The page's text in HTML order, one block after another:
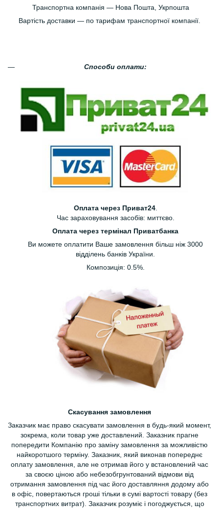
Транспортна компанія — Нова Пошта, Укрпошта
Вартість доставки — по тарифам транспортної компанії.
Способи оплати:
Оплата через Приват24.
Час зараховування засобів: миттєво.
Оплата через термінал Приватбанка
Ви можете оплатити Ваше замовлення більш ніж 3000
відділень банків України.
Композиція: 0.5%.
Скасування замовлення
Заказчик має право скасувати замовлення в будь-який момент,
зокрема, коли товар уже доставлений. Заказник прагне
попередити Компанію про заміну замовлення за можливістю
найкоротшого терміну. Заказник, який виконав попереднє
оплату замовлення, але не отримав його у встановлений час
за своєю ціною або небезобгрунтований відмови від
отримання замовлення під час його доставляння додому або
в офіс, повертаються гроші тільки в сумі вартості товару (без
транспортних витрат). Заказчик розуміє і погоджується, що